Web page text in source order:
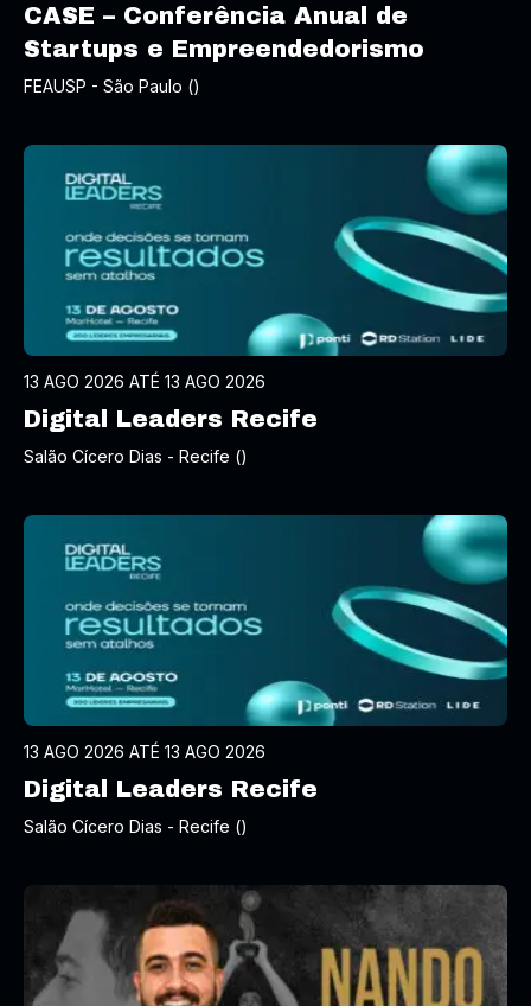
CASE – Conferência Anual de
Startups e Empreendedorismo
FEAUSP - São Paulo ()
13 AGO 2026 ATÉ 13 AGO 2026
Digital Leaders Recife
Salão Cícero Dias - Recife ()
13 AGO 2026 ATÉ 13 AGO 2026
Digital Leaders Recife
Salão Cícero Dias - Recife ()